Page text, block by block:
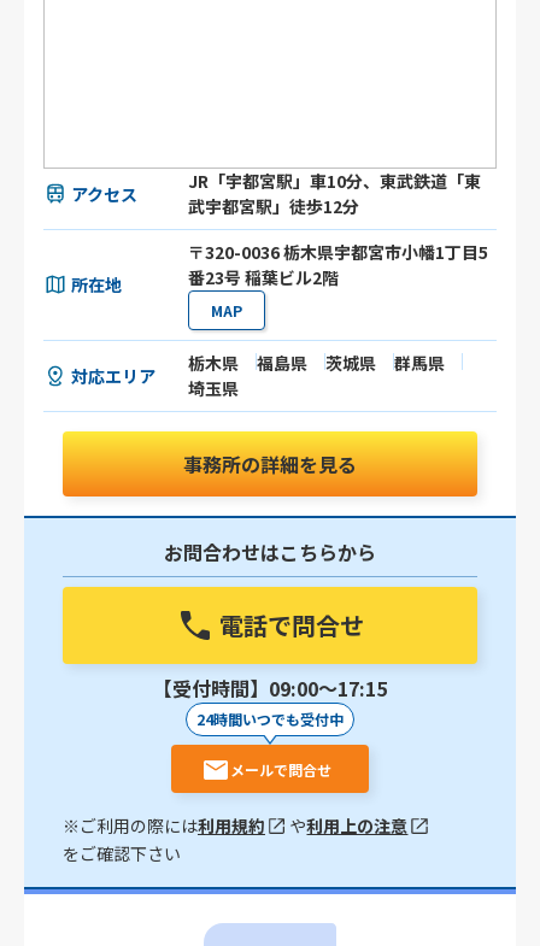
アクセス
JR「宇都宮駅」車10分、東武鉄道「東
武宇都宮駅」徒歩12分
所在地
〒320-0036 栃木県宇都宮市小幡1丁目5
番23号 稲葉ビル2階
MAP
対応エリア
栃木県 福島県 茨城県
群馬県
埼玉県
事務所の詳細を見る
お問合わせはこちらから
電話で問合せ
【受付時間】09:00〜17:15
24時間いつでも受付中
メールで問合せ
※ご利用の際には利用規約 や利用上の注意
をご確認下さい